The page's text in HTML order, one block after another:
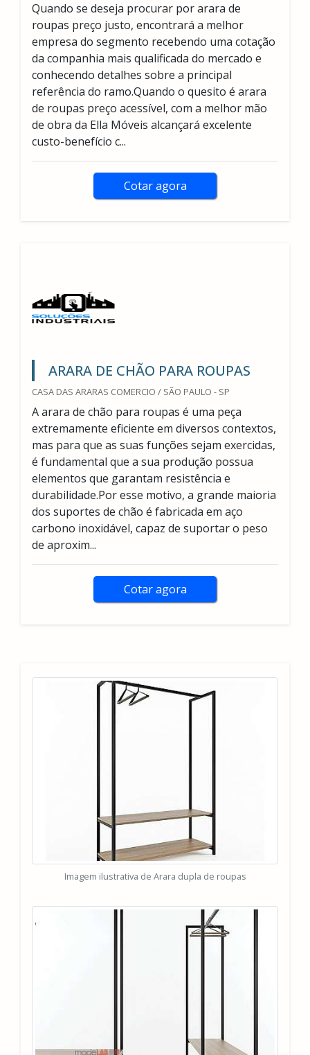
Quando se deseja procurar por arara de
roupas preço justo, encontrará a melhor
empresa do segmento recebendo uma cotação
da companhia mais qualificada do mercado e
conhecendo detalhes sobre a principal
referência do ramo.Quando o quesito é arara
de roupas preço acessível, com a melhor mão
de obra da Ella Móveis alcançará excelente
custo-benefício c...
Cotar agora
ARARA DE CHÃO PARA ROUPAS
CASA DAS ARARAS COMERCIO / SÃO PAULO - SP
A arara de chão para roupas é uma peça
extremamente eficiente em diversos contextos,
mas para que as suas funções sejam exercidas,
é fundamental que a sua produção possua
elementos que garantam resistência e
durabilidade.Por esse motivo, a grande maioria
dos suportes de chão é fabricada em aço
carbono inoxidável, capaz de suportar o peso
de aproxim...
Cotar agora
Imagem ilustrativa de Arara dupla de roupas